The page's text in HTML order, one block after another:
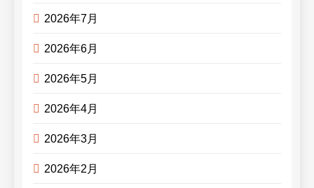
2026年7月
2026年6月
2026年5月
2026年4月
2026年3月
2026年2月